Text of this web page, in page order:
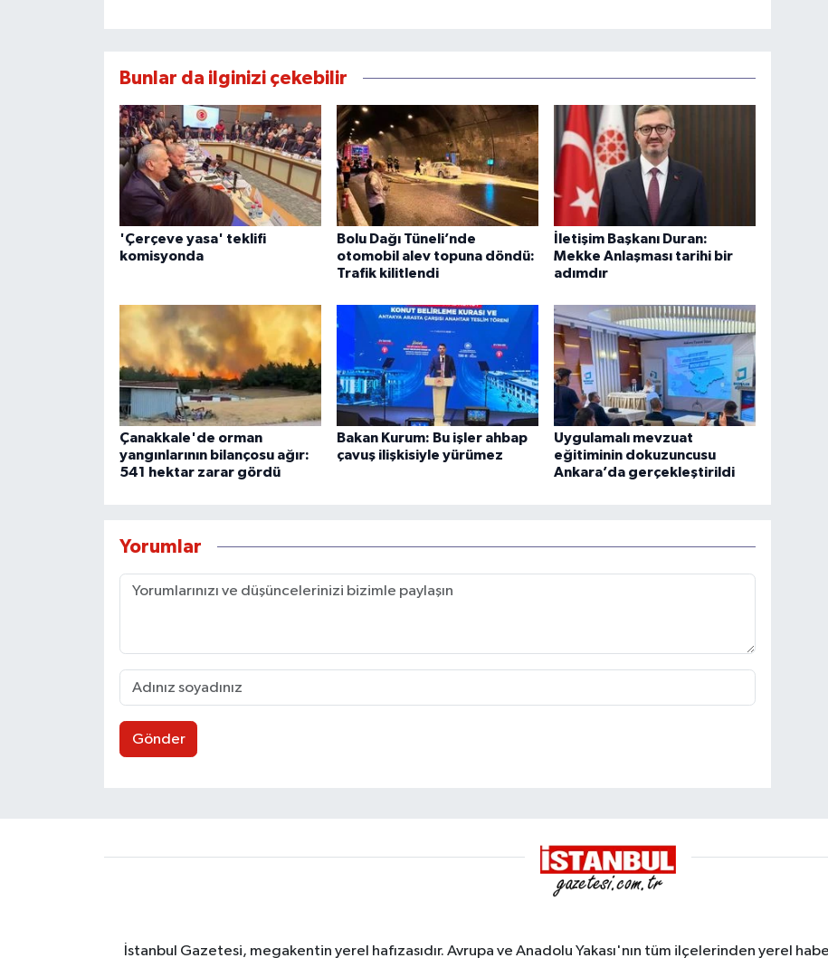
Bunlar da ilginizi çekebilir
'Çerçeve yasa' teklifi
komisyonda
Bolu Dağı Tüneli’nde
otomobil alev topuna döndü:
Trafik kilitlendi
İletişim Başkanı Duran:
Mekke Anlaşması tarihi bir
adımdır
Çanakkale'de orman
yangınlarının bilançosu ağır:
541 hektar zarar gördü
Bakan Kurum: Bu işler ahbap
çavuş ilişkisiyle yürümez
Uygulamalı mevzuat
eğitiminin dokuzuncusu
Ankara’da gerçekleştirildi
Yorumlar
Gönder
İstanbul Gazetesi, megakentin yerel hafızasıdır. Avrupa ve Anadolu Yakası'nın tüm ilçelerinden yerel